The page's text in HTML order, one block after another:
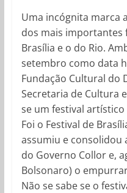
Uma incógnita marca
dos mais importantes
Brasília e o do Rio.
setembro como data
Fundação Cultural do
Secretaria de Cultura
se um festival
Foi o Festival de
assumiu e consolidou
do Governo Collor e,
Bolsonaro) o
Não se sabe se o